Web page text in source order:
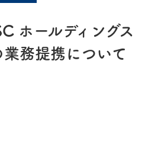
ホールディングス
務提携について